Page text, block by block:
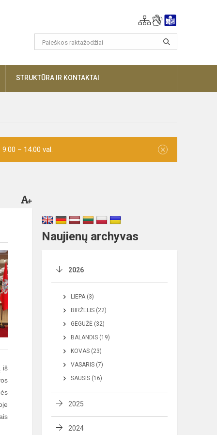
STRUKTŪRA IR KONTAKTAI
– 14.00 val. ×
iš
Naujienų archyvas
2026
LIEPA (3)
BIRŽELIS (22)
GEGUŽĖ (32)
BALANDIS (19)
KOVAS (23)
VASARIS (7)
SAUSIS (16)
2025
2024